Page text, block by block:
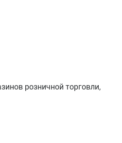
розничной торговли,